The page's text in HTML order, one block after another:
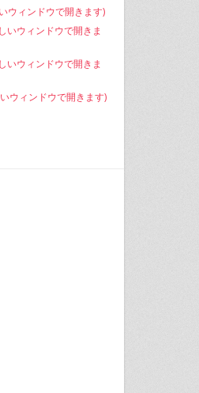
ウィンドウで開きます)
いウィンドウで開きま
いウィンドウで開きま
ウィンドウで開きます)